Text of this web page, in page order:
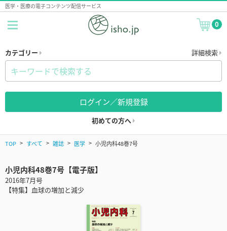
医学・医療の電子コンテンツ配信サービス
0
カテゴリー 詳細検索
ログイン／新規登録
初めての方へ
TOP すべて 雑誌 医学 小児内科48巻7号
小児内科48巻7号【電子版】
2016年7月号
【特集】血球の増加と減少